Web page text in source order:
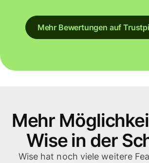
Mehr Bewertungen auf
Mehr
Wise in der
Wise hat noch viele weitere